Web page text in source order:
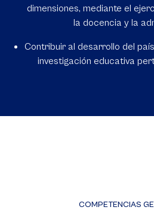
dimensiones, mediante el
la docencia y la
Contribuir al desarrollo del
investigación educativa
COMPETENCIAS